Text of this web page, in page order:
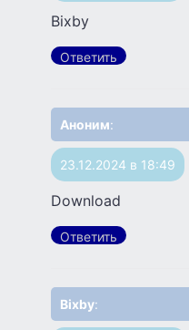
Bixby
Ответить
Аноним:
23.12.2024 в 18:49
Download
Ответить
Bixby: